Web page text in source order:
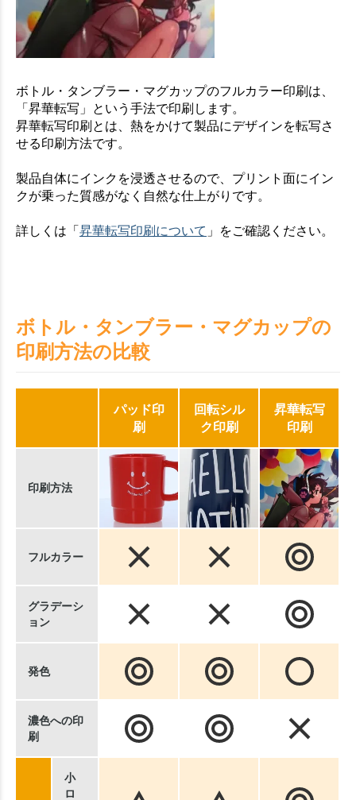
ボトル・タンブラー・マグカップのフルカラー印刷は、
「昇華転写」という手法で印刷します。
昇華転写印刷とは、熱をかけて製品にデザインを転写さ
せる印刷方法です。
製品自体にインクを浸透させるので、プリント面にイン
クが乗った質感がなく自然な仕上がりです。
詳しくは「昇華転写印刷について 」をご確認ください。
ボトル・タンブラー・マグカップの
印刷方法の比較
パッド印
刷
回転シル
ク印刷
昇華転写
印刷
印刷方法
フルカラー
グラデーシ
ョン
発色
濃色への印
刷
小
ロ